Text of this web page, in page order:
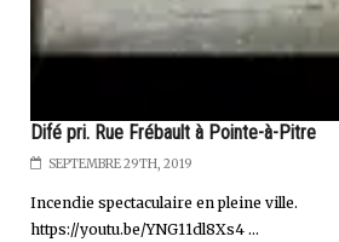
Difé pri. Rue Frébault à Pointe-à-Pitre
SEPTEMBRE 29TH, 2019
Incendie spectaculaire en pleine ville.
https://youtu.be/YNG11dl8Xs4 ...